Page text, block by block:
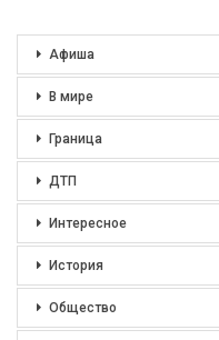
Афиша
В мире
Граница
ДТП
Интересное
История
Общество